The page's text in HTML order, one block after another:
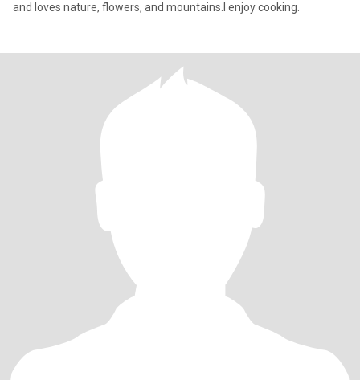
and loves nature, flowers, and mountains.I enjoy cooking.